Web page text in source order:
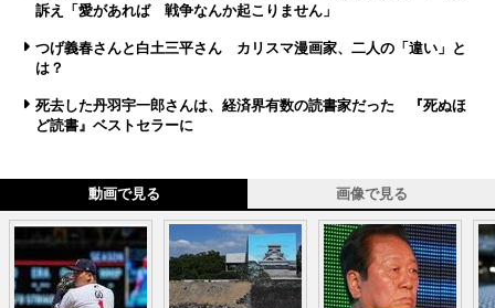
訴え「愛があれば 戦争なんか起こりません」
つげ義春さんと白土三平さん カリスマ漫画家、二人の「違い」と
は？
死去した丹羽宇一郎さんは、経済界有数の読書家だった 『死ぬほ
ど読書』ベストセラーに
動画で見る 画像で見る